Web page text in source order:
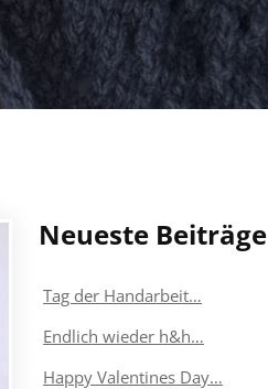
Neueste Beiträge
Tag der Handarbeit…
Endlich wieder h&h…
Happy Valentines Day…